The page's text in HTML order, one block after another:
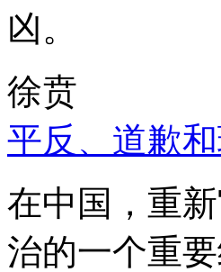
凶。
徐贲
平反、道歉
在中国，重
治的一个重